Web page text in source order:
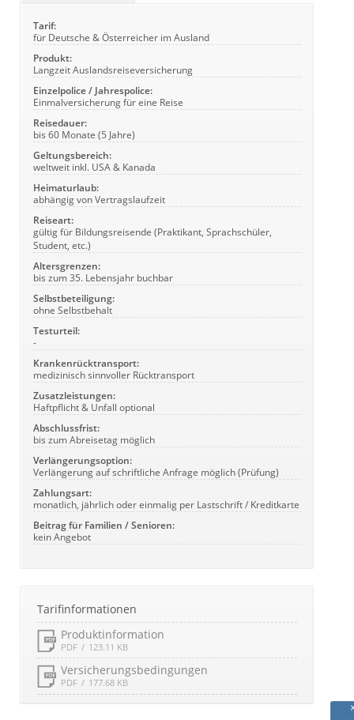
Tarif:
für Deutsche & Österreicher im Ausland
Produkt:
Langzeit Auslandsreiseversicherung
Einzelpolice / Jahrespolice:
Einmalversicherung für eine Reise
Reisedauer:
bis 60 Monate (5 Jahre)
Geltungsbereich:
weltweit inkl. USA & Kanada
Heimaturlaub:
abhängig von Vertragslaufzeit
Reiseart:
gültig für Bildungsreisende (Praktikant, Sprachschüler,
Student, etc.)
Altersgrenzen:
bis zum 35. Lebensjahr buchbar
Selbstbeteiligung:
ohne Selbstbehalt
Testurteil:
-
Krankenrücktransport:
medizinisch sinnvoller Rücktransport
Zusatzleistungen:
Haftpflicht & Unfall optional
Abschlussfrist:
bis zum Abreisetag möglich
Verlängerungsoption:
Verlängerung auf schriftliche Anfrage möglich (Prüfung)
Zahlungsart:
monatlich, jährlich oder einmalig per Lastschrift / Kreditkarte
Beitrag für Familien / Senioren:
kein Angebot
Tarifinformationen
Produktinformation
PDF 123.11 KB
Versicherungsbedingungen
PDF 177.68 KB